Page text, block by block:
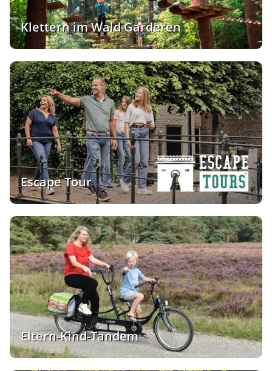
Klettern im Wald Garderen
Escape Tour
Eltern-Kind-Tandem